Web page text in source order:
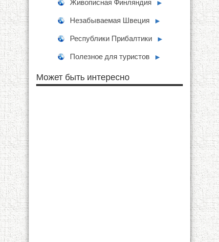
Живописная Финляндия ►
Незабываемая Швеция ►
Республики Прибалтики ►
Полезное для туристов ►
Может быть интересно